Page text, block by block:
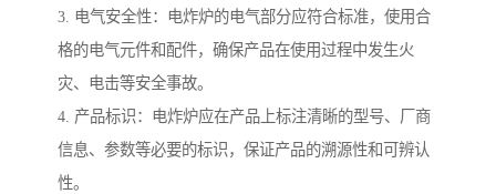
3. 电气安全性：电炸炉的电气部分应符合标准，使用合
格的电气元件和配件，确保产品在使用过程中发生火
灾、电击等安全事故。
4. 产品标识：电炸炉应在产品上标注清晰的型号、厂商
信息、参数等必要的标识，保证产品的溯源性和可辨认
性。